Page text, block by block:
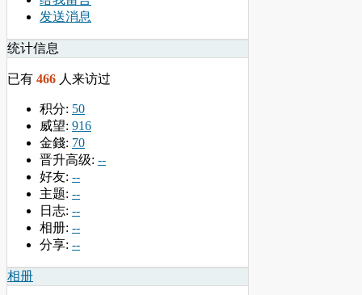
发送消息
统计信息
已有 466 人来访过
积分: 50
威望: 916
金錢: 70
晋升高级: --
好友: --
主题: --
日志: --
相册: --
分享: --
相册